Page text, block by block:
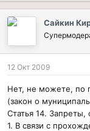
Сайкин
12 Окт 2009
Нет, не можете, по
(закон о
Статья 14.
1. В связи с